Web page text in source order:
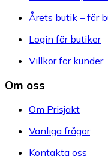
Årets butik – för
Login för butiker
Villkor för kunder
Om oss
Om Prisjakt
Vanliga frågor
Kontakta oss